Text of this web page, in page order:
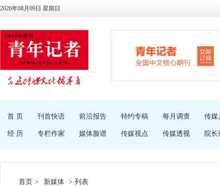
2026年08月09日 星期日
首 页 刊首快语 前沿报告 特约专稿 每月调查 传媒
经 历 专栏作家 媒体脸谱 传媒视点 传媒透视 院长
首页 > 新媒体 > 列表